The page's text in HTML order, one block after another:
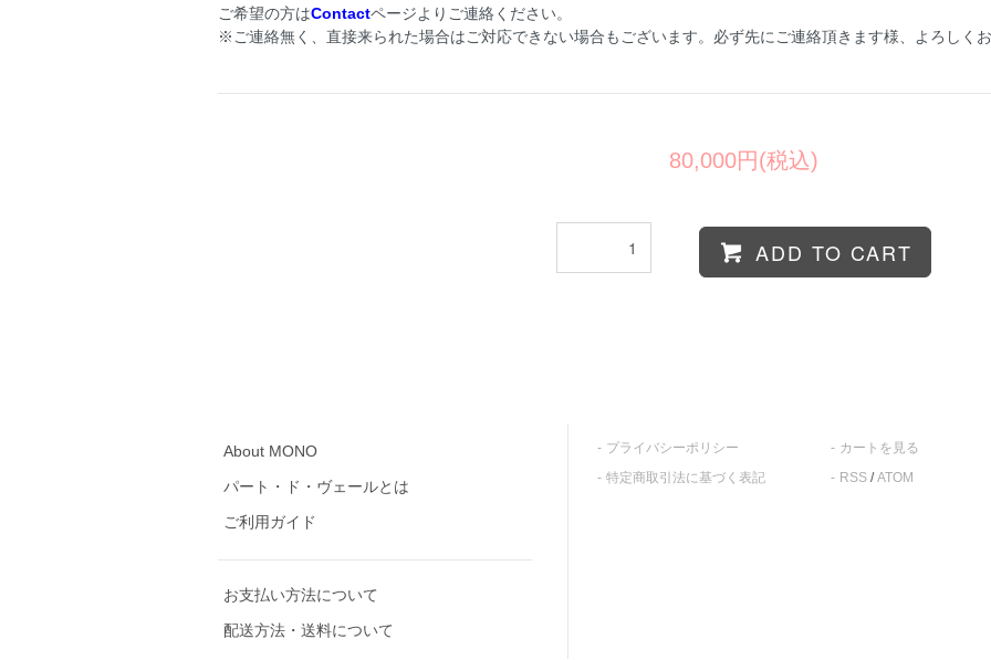
ご希望の方はContactページよりご連絡ください。
※ご連絡無く、直接来られた場合はご対応できない場合もございます。必ず先にご連絡頂きます様、よろしくお
80,000円(税込)
ADD TO CART
About MONO
パート・ド・ヴェールとは
ご利用ガイド
お支払い方法について
配送方法・送料について
プライバシーポリシー
特定商取引法に基づく表記
カートを見る
RSS/ATOM